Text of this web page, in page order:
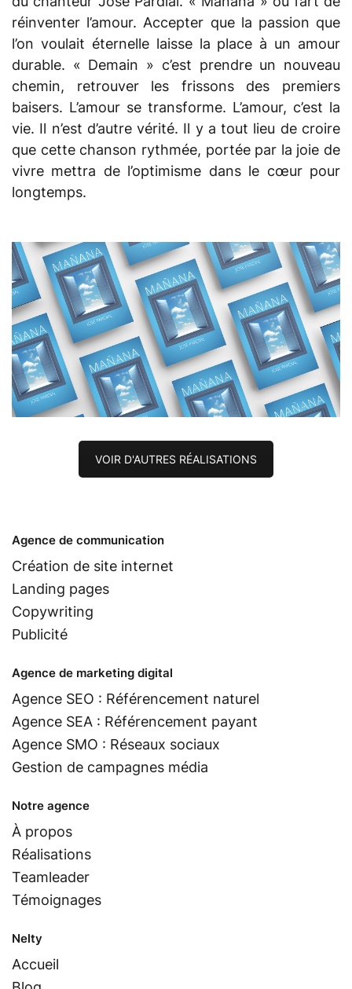
réinventer l’amour. Accepter que la passion que
l’on voulait éternelle laisse la place à un amour
durable. « Demain » c’est prendre un nouveau
chemin, retrouver les frissons des premiers
baisers. L’amour se transforme. L’amour, c’est la
vie. Il n’est d’autre vérité. Il y a tout lieu de croire
que cette chanson rythmée, portée par la joie de
vivre mettra de l’optimisme dans le cœur pour
longtemps.
VOIR D'AUTRES RÉALISATIONS
Agence de communication
Création de site internet
Landing pages
Copywriting
Publicité
Agence de marketing digital
Agence SEO : Référencement naturel
Agence SEA : Référencement payant
Agence SMO : Réseaux sociaux
Gestion de campagnes média
Notre agence
À propos
Réalisations
Teamleader
Témoignages
Nelty
Accueil